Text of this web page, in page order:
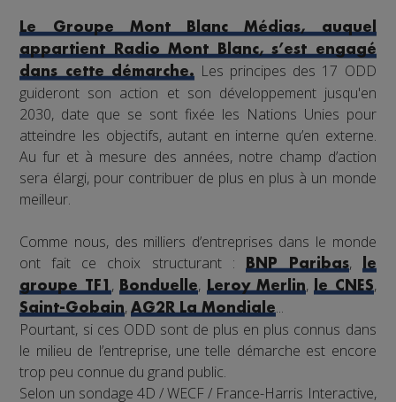
Le Groupe Mont Blanc Médias, auquel
appartient Radio Mont Blanc, s’est engagé
dans cette démarche.Les principes des 17 ODD
guideront son action et son développement jusqu'en
2030, date que se sont fixée les Nations Unies pour
atteindre les objectifs, autant en interne qu’en externe.
Au fur et à mesure des années, notre champ d’action
sera élargi, pour contribuer de plus en plus à un monde
meilleur.
Comme nous, des milliers d’entreprises dans le monde
ont fait ce choix structurant :
BNP Paribas,
le
groupe TF1 , Bonduelle, Leroy Merlin, le CNES,
Saint-Gobain,AG2R La Mondiale...
Pourtant, si ces ODD sont de plus en plus connus dans
le milieu de l’entreprise, une telle démarche est encore
trop peu connue du grand public.
Selon un sondage 4D / WECF / France-Harris Interactive,